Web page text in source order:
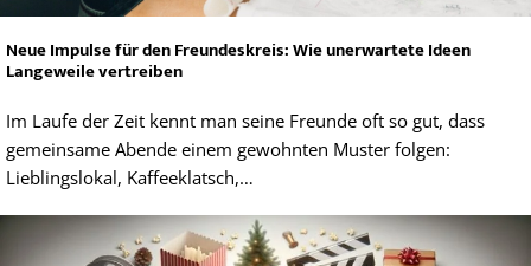
Neue Impulse für den Freundeskreis: Wie unerwartete Ideen
Langeweile vertreiben
Im Laufe der Zeit kennt man seine Freunde oft so gut, dass
gemeinsame Abende einem gewohnten Muster folgen:
Lieblingslokal, Kaffeeklatsch,…